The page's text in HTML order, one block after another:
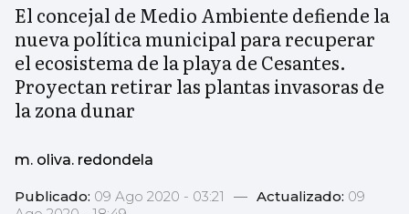
El concejal de Medio Ambiente defiende la
nueva política municipal para recuperar
el ecosistema de la playa de Cesantes.
Proyectan retirar las plantas invasoras de
la zona dunar
m. oliva. redondela
Publicado: 09 Ago 2020 - 03:21 — Actualizado: 09